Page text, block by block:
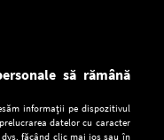
pentru smartphone:
să rămână
informații pe dispozitivul
datelor cu caracter
făcând clic mai jos sau în